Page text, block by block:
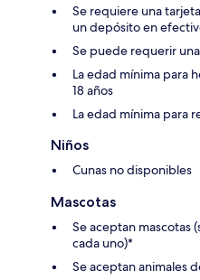
Se requiere una
un depósito en
Se puede requerir
La edad mínima para
18 años
La edad mínima para
Niños
Cunas no disponibles
Mascotas
Se aceptan mascotas
cada uno)*
Se aceptan animales